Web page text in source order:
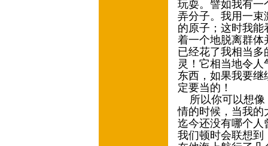
玩耍。譬如我有一
弄分子。我用一束
的原子；这时我
着一个地脱离群体
已经花了我相当
灵！它相当地令
东西，如果我要
定要当的！
所以你可以想像
情的时候，当我的
迄今还没有哪个人
我们顿时会联想到